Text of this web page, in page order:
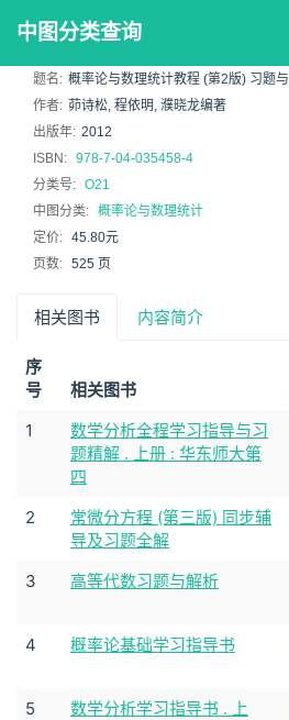
中图分类查询
题名: 概率论与数理统计教程 (第2版) 习题与解答
作者: 茆诗松, 程依明, 濮晓龙编著
出版年: 2012
ISBN: 978-7-04-035458-4
分类号: O21
中图分类: 概率论与数理统计
定价: 45.80元
页数: 525 页
相关图书 内容简介
序
号
相关图书
1
数学分析全程学习指导与习
题精解 . 上册 : 华东师大第
四
2
常微分方程 (第三版) 同步辅
导及习题全解
3 高等代数习题与解析
4 概率论基础学习指导书
5 数学分析学习指导书 . 上